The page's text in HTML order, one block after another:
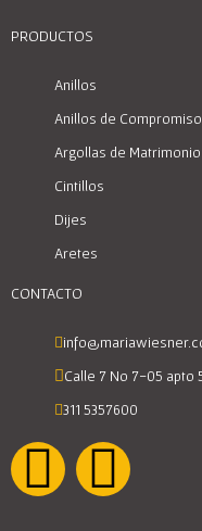
PRODUCTOS
Anillos
Anillos de Compromiso
Argollas de Matrimonio
Cintillos
Dijes
Aretes
CONTACTO
Calle 7 No 7-05 apto
311 5357600